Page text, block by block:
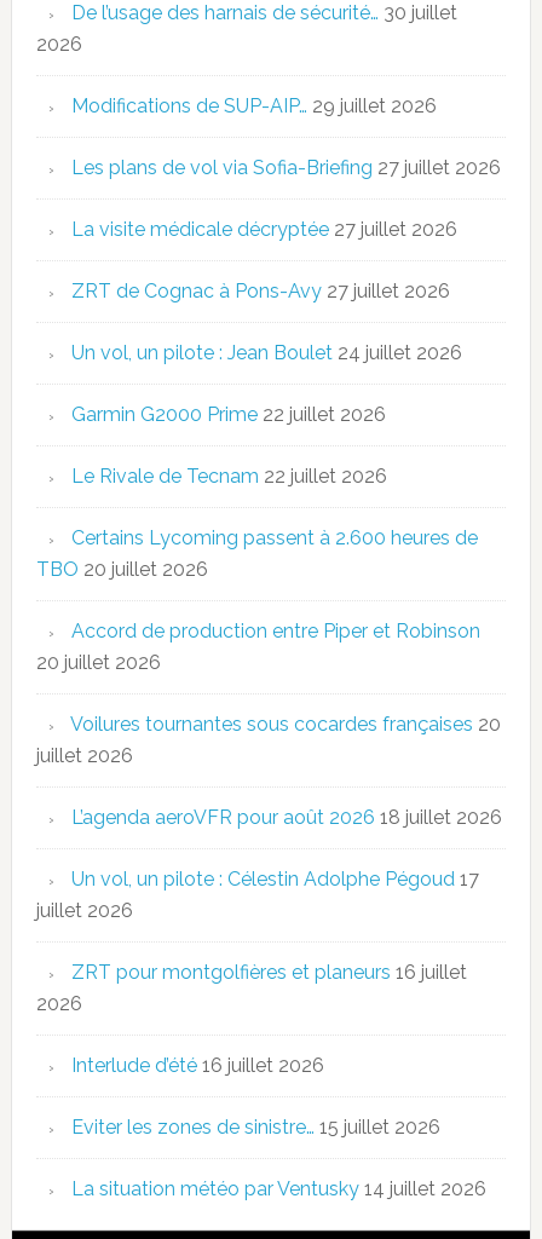
De l’usage des harnais de sécurité… 30 juillet
2026
Modifications de SUP-AIP… 29 juillet 2026
Les plans de vol via Sofia-Briefing 27 juillet 2026
La visite médicale décryptée 27 juillet 2026
ZRT de Cognac à Pons-Avy 27 juillet 2026
Un vol, un pilote : Jean Boulet 24 juillet 2026
Garmin G2000 Prime 22 juillet 2026
Le Rivale de Tecnam 22 juillet 2026
Certains Lycoming passent à 2.600 heures de
TBO 20 juillet 2026
Accord de production entre Piper et Robinson
20 juillet 2026
Voilures tournantes sous cocardes françaises 20
juillet 2026
L’agenda aeroVFR pour août 2026 18 juillet 2026
Un vol, un pilote : Célestin Adolphe Pégoud 17
juillet 2026
ZRT pour montgolfières et planeurs 16 juillet
2026
Interlude d’été 16 juillet 2026
Eviter les zones de sinistre… 15 juillet 2026
La situation météo par Ventusky 14 juillet 2026